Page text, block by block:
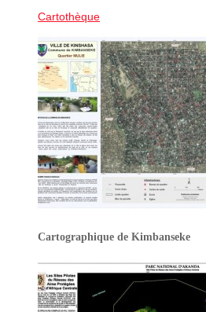
Cartothèque
Cartographique de Kimbanseke